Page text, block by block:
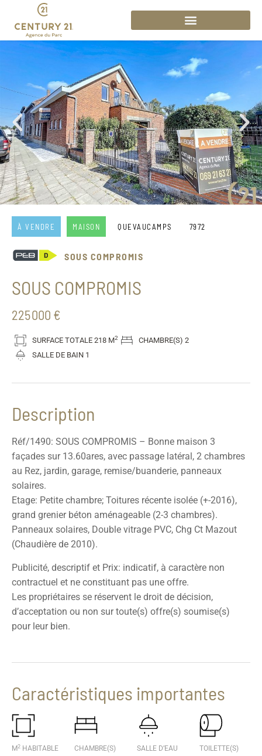
À VENDRE MAISON QUEVAUCAMPS 7972
SOUS COMPROMIS
SOUS COMPROMIS
225 000 €
SURFACE TOTALE 218 M2 CHAMBRE(S) 2
SALLE DE BAIN 1
Description
Réf/1490: SOUS COMPROMIS – Bonne maison 3
façades sur 13.60ares, avec passage latéral, 2 chambres
au Rez, jardin, garage, remise/buanderie, panneaux
solaires.
Etage: Petite chambre; Toitures récente isolée (+-2016),
grand grenier béton aménageable (2-3 chambres).
Panneaux solaires, Double vitrage PVC, Chg Ct Mazout
(Chaudière de 2010).
Publicité, descriptif et Prix: indicatif, à caractère non
contractuel et ne constituant pas une offre.
Les propriétaires se réservent le droit de décision,
d’acceptation ou non sur toute(s) offre(s) soumise(s)
pour leur bien.
Caractéristiques importantes
M2 HABITABLE CHAMBRE(S) SALLE D’EAU TOILETTE(S)